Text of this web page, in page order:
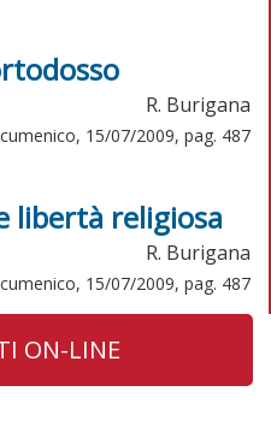
R. Burigana
15/07/2009, pag. 487
libertà religiosa
R. Burigana
15/07/2009, pag. 487
ON-LINE